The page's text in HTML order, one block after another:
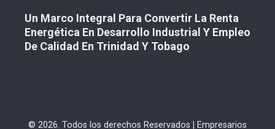
Un Marco Integral Para Convertir La Renta
Energética En Desarrollo Industrial Y Empleo
De Calidad En Trinidad Y Tobago
© 2026. Todos los derechos Reservados | Empresarios